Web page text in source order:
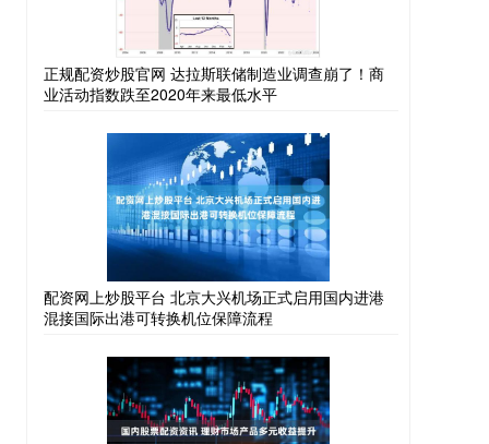
正规配资炒股官网 达拉斯联储制造业调查崩了！商
业活动指数跌至2020年来最低水平
配资网上炒股平台 北京大兴机场正式启用国内进港
混接国际出港可转换机位保障流程